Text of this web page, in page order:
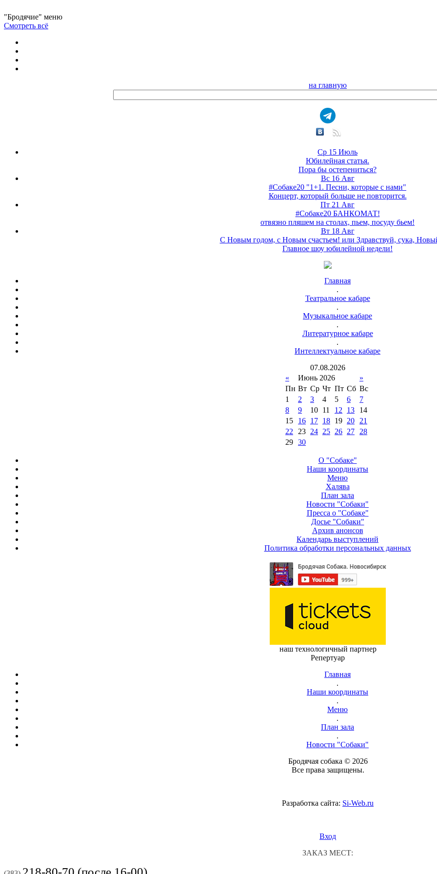
"Бродячие" меню
Смотреть всё
на главную
Ср 15 Июль
Юбилейная статья.
Пора бы остепениться?
Вс 16 Авг
#Собаке20 "1+1. Песни, которые с нами"
Концерт, который больше не повторится.
Пт 21 Авг
#Собаке20 БАНКОМАТ!
отвязно пляшем на столах, пьем, посуду бьем!
Вт 18 Авг
С Новым годом, с Новым счастьем! или Здравствуй, сука,
Главное шоу юбилейной недели!
Главная
.
Театральное кабаре
.
Музыкальное кабаре
.
Литературное кабаре
.
Интеллектуальное кабаре
07.08.2026
«
Июнь 2026
»
Пн Вт Ср Чт Пт Сб Вс
1
2 3 4 5 6
7
8
9 10 11 12 13
14
15
16 17 18 19 20
21
22
23 24 25 26 27
28
29 30
О "Собаке"
Наши координаты
Меню
Халява
План зала
Новости "Собаки"
Пресса о "Собаке"
Досье "Собаки"
Архив анонсов
Календарь выступлений
Политика обработки персональных данных
наш технологичный партнер
Репертуар
Главная
.
Наши координаты
.
Меню
.
План зала
.
Новости "Собаки"
Бродячая собака © 2026
Все права защищены.
Разработка сайта: Si-Web.ru
Вход
ЗАКАЗ МЕСТ: